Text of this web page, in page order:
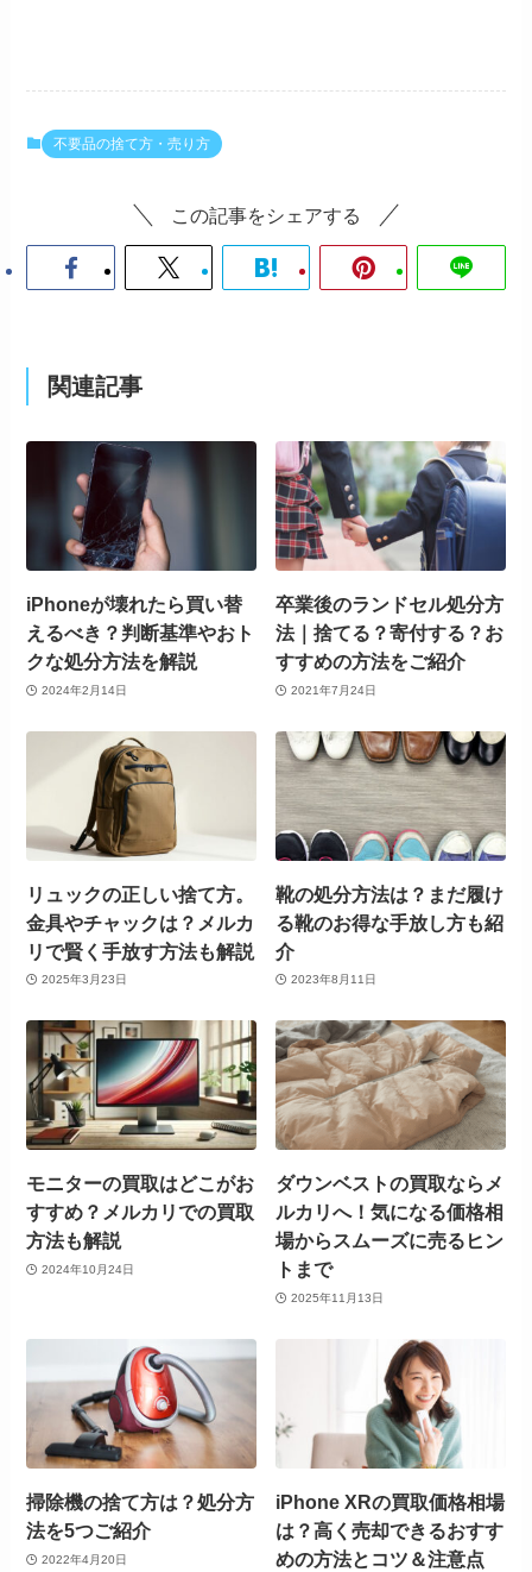
不要品の捨て方・売り方
この記事をシェアする
関連記事
iPhoneが壊れたら買い替
えるべき？判断基準やおト
クな処分方法を解説
2024年2月14日
卒業後のランドセル処分方
法｜捨てる？寄付する？お
すすめの方法をご紹介
2021年7月24日
リュックの正しい捨て方。
金具やチャックは？メルカ
リで賢く手放す方法も解説
2025年3月23日
靴の処分方法は？まだ履け
る靴のお得な手放し方も紹
介
2023年8月11日
モニターの買取はどこがお
すすめ？メルカリでの買取
方法も解説
2024年10月24日
ダウンベストの買取ならメ
ルカリへ！気になる価格相
場からスムーズに売るヒン
トまで
2025年11月13日
掃除機の捨て方は？処分方
法を5つご紹介
2022年4月20日
iPhone XRの買取価格相場
は？高く売却できるおすす
めの方法とコツ＆注意点